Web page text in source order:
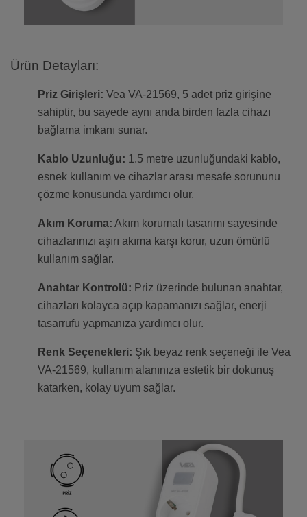
Ürün Detayları:
Priz Girişleri: Vea VA-21569, 5 adet priz girişine
sahiptir, bu sayede aynı anda birden fazla cihazı
bağlama imkanı sunar.
Kablo Uzunluğu: 1.5 metre uzunluğundaki kablo,
esnek kullanım ve cihazlar arası mesafe sorununu
çözme konusunda yardımcı olur.
Akım Koruma: Akım korumalı tasarımı sayesinde
cihazlarınızı aşırı akıma karşı korur, uzun ömürlü
kullanım sağlar.
Anahtar Kontrolü: Priz üzerinde bulunan anahtar,
cihazları kolayca açıp kapamanızı sağlar, enerji
tasarrufu yapmanıza yardımcı olur.
Renk Seçenekleri: Şık beyaz renk seçeneği ile Vea
VA-21569, kullanım alanınıza estetik bir dokunuş
katarken, kolay uyum sağlar.